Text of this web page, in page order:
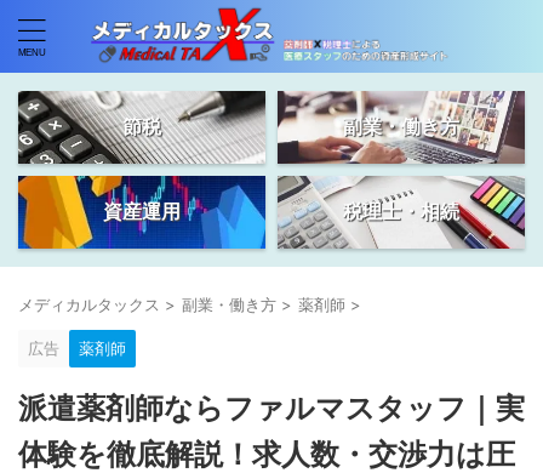
節税 副業・働き方
資産運用 税理士・相続
メディカルタックス > 副業・働き方 > 薬剤師 >
広告 薬剤師
派遣薬剤師ならファルマスタッフ｜実
体験を徹底解説！求人数・交渉力は圧